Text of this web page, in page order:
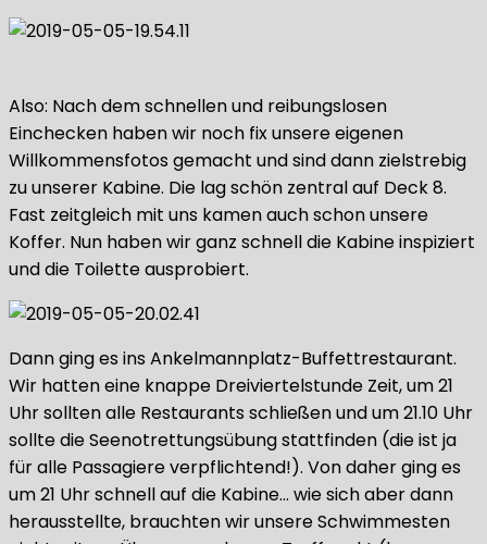
Also: Nach dem schnellen und reibungslosen
Einchecken haben wir noch fix unsere eigenen
Willkommensfotos gemacht und sind dann zielstrebig
zu unserer Kabine. Die lag schön zentral auf Deck 8.
Fast zeitgleich mit uns kamen auch schon unsere
Koffer. Nun haben wir ganz schnell die Kabine inspiziert
und die Toilette ausprobiert.
Dann ging es ins Ankelmannplatz-Buffettrestaurant.
Wir hatten eine knappe Dreiviertelstunde Zeit, um 21
Uhr sollten alle Restaurants schließen und um 21.10 Uhr
sollte die Seenotrettungsübung stattfinden (die ist ja
für alle Passagiere verpflichtend!). Von daher ging es
um 21 Uhr schnell auf die Kabine… wie sich aber dann
herausstellte, brauchten wir unsere Schwimmesten